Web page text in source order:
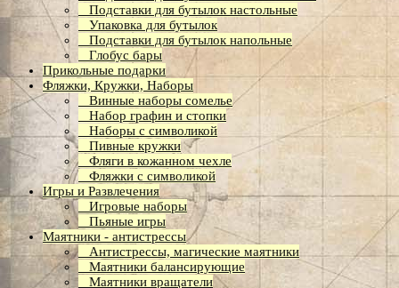
Подставки для бутылок настольные
Упаковка для бутылок
Подставки для бутылок напольные
Глобус бары
Прикольные подарки
Фляжки, Кружки, Наборы
Винные наборы сомелье
Набор графин и стопки
Наборы с символикой
Пивные кружки
Фляги в кожанном чехле
Фляжки с символикой
Игры и Развлечения
Игровые наборы
Пьяные игры
Маятники - антистрессы
Антистрессы, магические маятники
Маятники балансирующие
Маятники вращатели